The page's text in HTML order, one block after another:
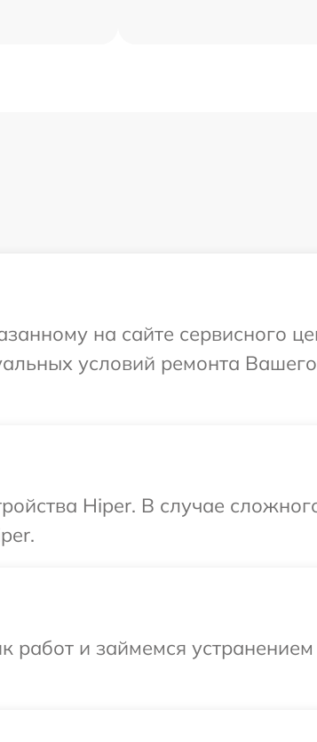
на сайте сервисного
условий ремонта Вашего
Hiper. В случае
работ и займемся устранением